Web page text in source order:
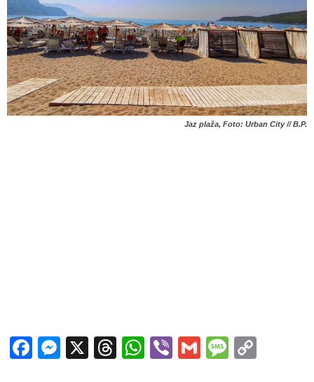
Jaz plaža, Foto: Urban City // B.P.
Facebook
Messenger
X Threads
WhatsApp
ViberGmail